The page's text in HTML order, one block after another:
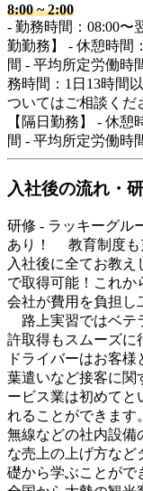
8:00~2:00
- 勤務時間：08:00〜
勤勤務】 - 休憩時間
間 - 平均所定労働時
務時間：1日13時間
ついてはご相談くだ
【隔日勤務】 - 休
間 - 平均所定労働時
入社後の流れ・
研修 - ラッキーグル
あり！ 教育制度も
入社後に全てお教
で取得可能！これか
会社が費用を負担し
路上実習ではベテ
許取得もスムーズ
ドライバーはお客
葉遣いなど接客に
ービス業は初めてと
れることができま
無線などの社内設備
な売上の上げ方など
礎から学ぶことが